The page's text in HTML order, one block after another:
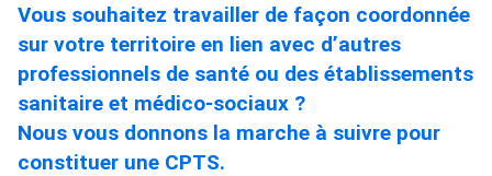
Vous souhaitez travailler de façon coordonnée
sur votre territoire en lien avec d’autres
professionnels de santé ou des établissements
sanitaire et médico-sociaux ?
Nous vous donnons la marche à suivre pour
constituer une CPTS.